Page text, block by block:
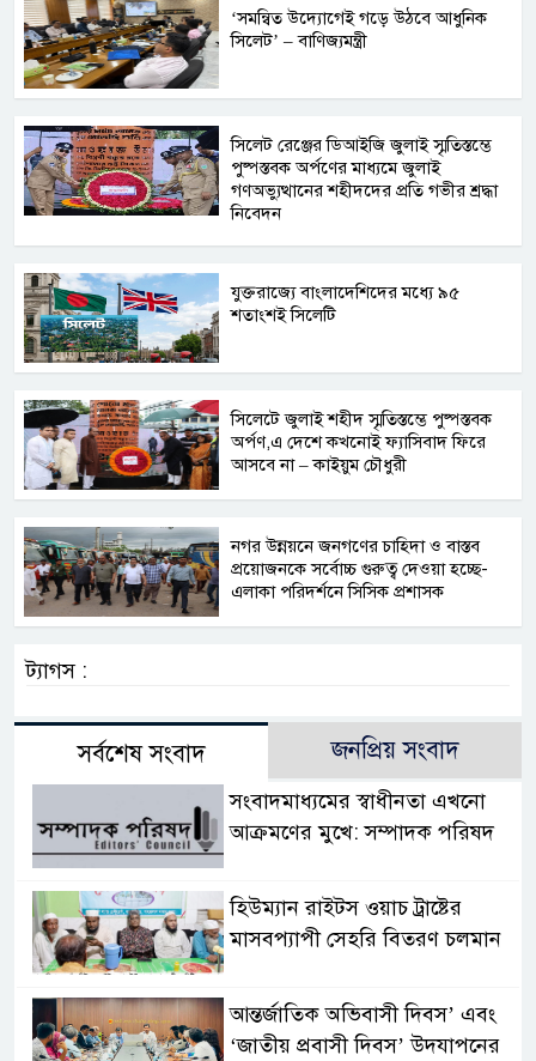
‘সমন্বিত উদ্যোগেই গড়ে উঠবে আধুনিক
সিলেট’ – বাণিজ্যমন্ত্রী
সিলেট রেঞ্জের ডিআইজি জুলাই স্মৃতিস্তম্ভে
পুষ্পস্তবক অর্পণের মাধ্যমে জুলাই
গণঅভ্যুত্থানের শহীদদের প্রতি গভীর শ্রদ্ধা
নিবেদন
যুক্তরাজ্যে বাংলাদেশিদের মধ্যে ৯৫
শতাংশই সিলেটি
সিলেটে জুলাই শহীদ স্মৃতিস্তম্ভে পুষ্পস্তবক
অর্পণ,এ দেশে কখনোই ফ্যাসিবাদ ফিরে
আসবে না – কাইয়ুম চৌধুরী
নগর উন্নয়নে জনগণের চাহিদা ও বাস্তব
প্রয়োজনকে সর্বোচ্চ গুরুত্ব দেওয়া হচ্ছে-
এলাকা পরিদর্শনে সিসিক প্রশাসক
ট্যাগস :
সর্বশেষ সংবাদ জনপ্রিয় সংবাদ
সংবাদমাধ্যমের স্বাধীনতা এখনো
আক্রমণের মুখে: সম্পাদক পরিষদ
হিউম্যান রাইটস ওয়াচ ট্রাষ্টের
মাসবপ্যাপী সেহরি বিতরণ চলমান
আন্তর্জাতিক অভিবাসী দিবস’ এবং
‘জাতীয় প্রবাসী দিবস’ উদযাপনের